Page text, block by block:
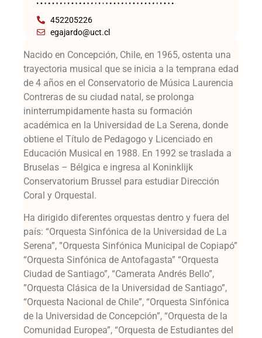
452205226
egajardo@uct.cl
Nacido en Concepción, Chile, en 1965, ostenta una
trayectoria musical que se inicia a la temprana edad
de 4 años en el Conservatorio de Música Laurencia
Contreras de su ciudad natal, se prolonga
ininterrumpidamente hasta su formación
académica en la Universidad de La Serena, donde
obtiene el Título de Pedagogo y Licenciado en
Educación Musical en 1988. En 1992 se traslada a
Bruselas – Bélgica e ingresa al Koninklijk
Conservatorium Brussel para estudiar Dirección
Coral y Orquestal.
Ha dirigido diferentes orquestas dentro y fuera del
país: “Orquesta Sinfónica de la Universidad de La
Serena”, ”Orquesta Sinfónica Municipal de Copiapó”
“Orquesta Sinfónica de Antofagasta” “Orquesta
Ciudad de Santiago”, “Camerata Andrés Bello”,
”Orquesta Clásica de la Universidad de Santiago”,
“Orquesta Nacional de Chile”, “Orquesta Sinfónica
de la Universidad de Concepción”, “Orquesta de la
Comunidad Europea”, “Orquesta de Estudiantes del